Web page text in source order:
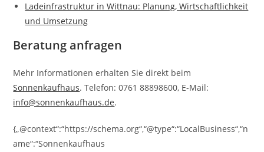
Ladeinfrastruktur in Wittnau: Planung, Wirtschaftlichkeit
und Umsetzung
Beratung anfragen
Mehr Informationen erhalten Sie direkt beim
Sonnenkaufhaus. Telefon: 0761 88898600, E-Mail:
info@sonnenkaufhaus.de.
{„@context“:“https://schema.org“,“@type“:“LocalBusiness“,“n
ame“:“Sonnenkaufhaus